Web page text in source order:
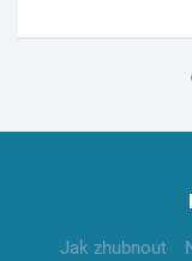
Jak zhubnout